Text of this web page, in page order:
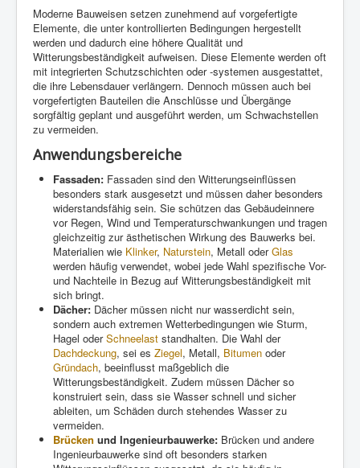
Moderne Bauweisen setzen zunehmend auf vorgefertigte
Elemente, die unter kontrollierten Bedingungen hergestellt
werden und dadurch eine höhere Qualität und
Witterungsbeständigkeit aufweisen. Diese Elemente werden oft
mit integrierten Schutzschichten oder -systemen ausgestattet,
die ihre Lebensdauer verlängern. Dennoch müssen auch bei
vorgefertigten Bauteilen die Anschlüsse und Übergänge
sorgfältig geplant und ausgeführt werden, um Schwachstellen
zu vermeiden.
Anwendungsbereiche
Fassaden: Fassaden sind den Witterungseinflüssen
besonders stark ausgesetzt und müssen daher besonders
widerstandsfähig sein. Sie schützen das Gebäudeinnere
vor Regen, Wind und Temperaturschwankungen und tragen
gleichzeitig zur ästhetischen Wirkung des Bauwerks bei.
Materialien wie Klinker, Naturstein, Metall oderGlas
werden häufig verwendet, wobei jede Wahl spezifische Vor-
und Nachteile in Bezug auf Witterungsbeständigkeit mit
sich bringt.
Dächer: Dächer müssen nicht nur wasserdicht sein,
sondern auch extremen Wetterbedingungen wie Sturm,
Hagel oderSchneelast standhalten. Die Wahl der
Dachdeckung, sei es Ziegel, Metall, Bitumen oder
Gründach, beeinflusst maßgeblich die
Witterungsbeständigkeit. Zudem müssen Dächer so
konstruiert sein, dass sie Wasser schnell und sicher
ableiten, um Schäden durch stehendes Wasser zu
vermeiden.
Brücken und Ingenieurbauwerke: Brücken und andere
Ingenieurbauwerke sind oft besonders starken